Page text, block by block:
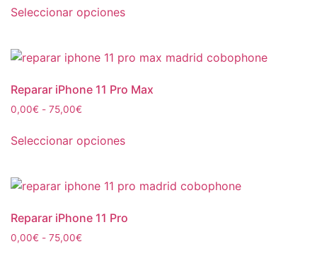
Seleccionar opciones
Reparar iPhone 11 Pro Max
0,00€ - 75,00€
Seleccionar opciones
Reparar iPhone 11 Pro
0,00€ - 75,00€